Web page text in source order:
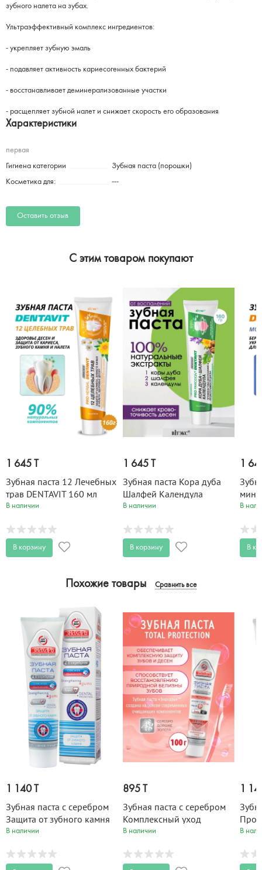
зубного налета на зубах.
Ультраэффективный комплекс ингредиентов:
- укрепляет зубную эмаль
- подавляет активность кариесогенных бактерий
- восстанавливает деминерализованные участки
- расщепляет зубной налет и снижает скорость его образования
Характеристики
первая
Гигиена категории Зубная паста (порошки)
Косметика для: ---
Оставить отзыв
C этим товаром покупают
1 645 T
Зубная паста 12 Лечебных
трав DENTAVIT 160 мл
В наличии
В корзину
1 645 T
Зубная паста Кора дуба
Шалфей Календула
DENTAVIT 160 гр
В наличии
В корзину
1
мл
В
В
Похожие товары Сравнить все
1 140 T
Зубная паста с серебром
Защита от зубного камня
Знахарь 124 гр
В наличии
895 T
Зубная паста с серебром
Комплексный уход
Знахарь 100 гр
В наличии
1
В